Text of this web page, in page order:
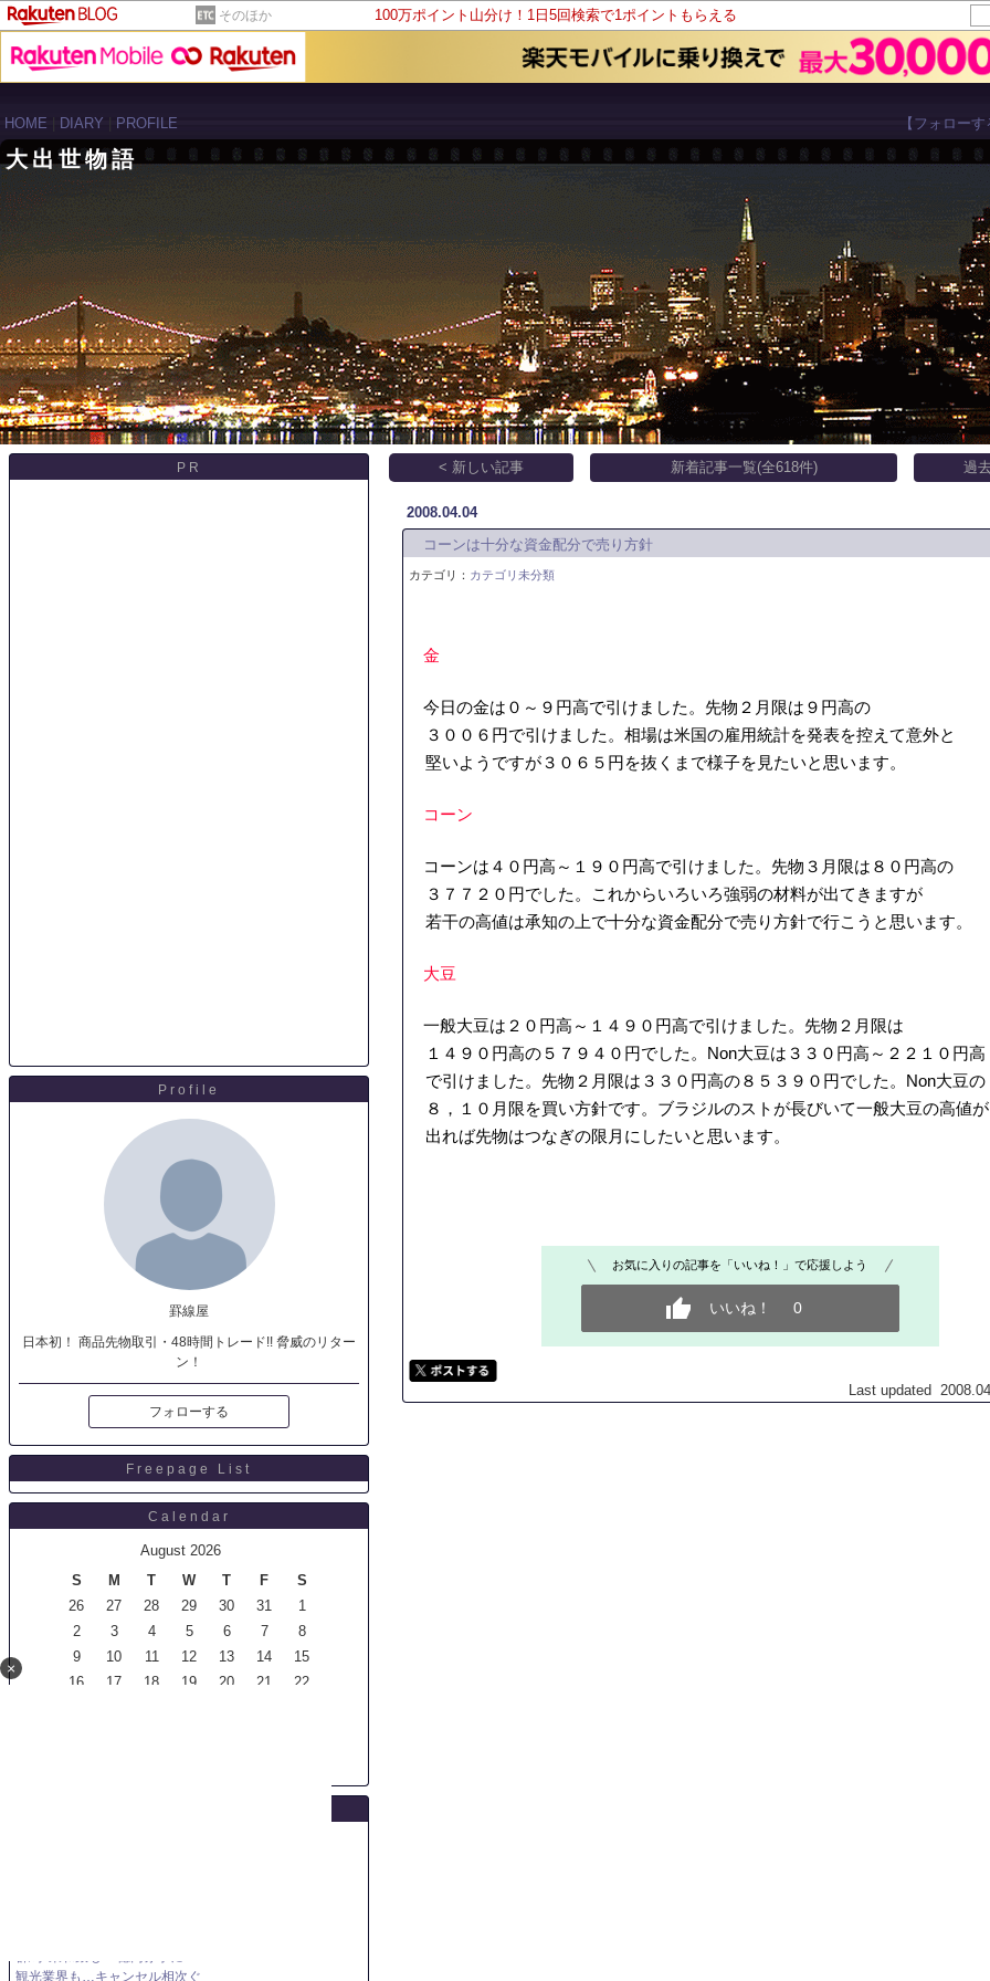
そのほか 100万ポイント山分け！1日5回検索で1ポイントもらえる
HOME
DIARY PROFILE 【フォローす
大出世物語
PR
×
Profile
罫線屋
日本初！ 商品先物取引・48時間トレード!! 脅威のリター
ン！
フォローする
Freepage List
Calendar
August 2026
S
M T W T F
S
26
27 28 29 30 31
1
2
3 4 5 6 7
8
9
10 11 12 13 14
15
16
17 18 19 20 21
22
観光業界も…キャンセル相次ぐ
< 新しい記事 新着記事一覧(全618件) 過
2008.04.04
コーンは十分な資金配分で売り方針
カテゴリ： カテゴリ未分類
金
今日の金は０～９円高で引けました。先物２月限は９円高の
３００６円で引けました。相場は米国の雇用統計を発表を控えて意外と
堅いようですが３０６５円を抜くまで様子を見たいと思います。
コーン
コーンは４０円高～１９０円高で引けました。先物３月限は８０円高の
３７７２０円でした。これからいろいろ強弱の材料が出てきますが
若干の高値は承知の上で十分な資金配分で売り方針で行こうと思います。
大豆
一般大豆は２０円高～１４９０円高で引けました。先物２月限は
１４９０円高の５７９４０円でした。Non大豆は３３０円高～２２１０円高
で引けました。先物２月限は３３０円高の８５３９０円でした。Non大豆の
８，１０月限を買い方針です。ブラジルのストが長びいて一般大豆の高値が
出れば先物はつなぎの限月にしたいと思います。
お気に入りの記事を「いいね！」で応援しよう
いいね！ 0
Last updated